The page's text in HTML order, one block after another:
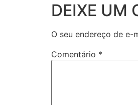
DEIXE UM
O seu endereço de e-
Comentário *